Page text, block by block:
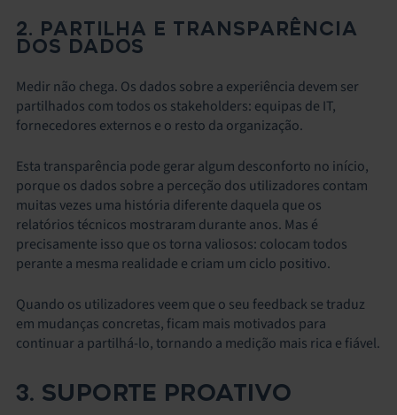
2. PARTILHA E TRANSPARÊNCIA
DOS DADOS
Medir não chega. Os dados sobre a experiência devem ser
partilhados com todos os stakeholders: equipas de IT,
fornecedores externos e o resto da organização.
Esta transparência pode gerar algum desconforto no início,
porque os dados sobre a perceção dos utilizadores contam
muitas vezes uma história diferente daquela que os
relatórios técnicos mostraram durante anos. Mas é
precisamente isso que os torna valiosos: colocam todos
perante a mesma realidade e criam um ciclo positivo.
Quando os utilizadores veem que o seu feedback se traduz
em mudanças concretas, ficam mais motivados para
continuar a partilhá-lo, tornando a medição mais rica e fiável.
3. SUPORTE PROATIVO